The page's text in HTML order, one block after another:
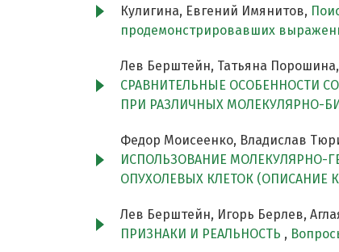
Кулигина, Евгений Имянитов,
продемонстрировавших
Лев Берштейн, Татьяна
СРАВНИТЕЛЬНЫЕ ОСОБЕННОСТИ
ПРИ РАЗЛИЧНЫХ МОЛЕКУЛЯРНО-
Федор Моисеенко, Владислав
ИСПОЛЬЗОВАНИЕ МОЛЕКУЛЯРНО-
ОПУХОЛЕВЫХ КЛЕТОК (ОПИСАНИЕ
Лев Берштейн, Игорь Берлев,
ПРИЗНАКИ И РЕАЛЬНОСТЬ ,